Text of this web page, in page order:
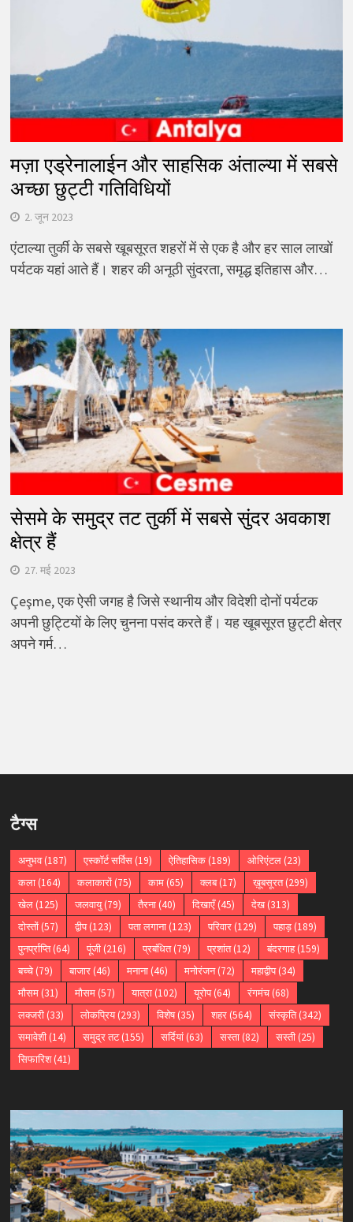
मज़ा एड्रेनालाईन और साहसिक अंताल्या में सबसे
अच्छा छुट्टी गतिविधियों
2. जून 2023
एंटाल्या तुर्की के सबसे खूबसूरत शहरों में से एक है और हर साल लाखों
पर्यटक यहां आते हैं। शहर की अनूठी सुंदरता, समृद्ध इतिहास और…
सेसमे के समुद्र तट तुर्की में सबसे सुंदर अवकाश
क्षेत्र हैं
27. मई 2023
Çeşme, एक ऐसी जगह है जिसे स्थानीय और विदेशी दोनों पर्यटक
अपनी छुट्टियों के लिए चुनना पसंद करते हैं। यह खूबसूरत छुट्टी क्षेत्र
अपने गर्म…
टैग्स
अनुभव(187) एस्कॉर्ट सर्विस(19) ऐतिहासिक(189) ओरिएंटल(23)
कला(164) कलाकारों(75) काम(65) क्लब(17) ख़ूबसूरत(299)
खेल(125) जलवायु(79) तैरना(40) दिखाएँ(45) देख(313)
दोस्तों(57) द्वीप(123) पता लगाना(123) परिवार(129) पहाड़(189)
पुनर्प्राप्ति(64) पूंजी(216) प्रबंधित(79) प्रशांत(12) बंदरगाह(159)
बच्चे(79) बाजार(46) मनाना(46) मनोरंजन(72) महाद्वीप(34)
मौसम(31) मौसम(57) यात्रा(102) यूरोप(64) रंगमंच(68)
लक्जरी(33) लोकप्रिय(293) विशेष(35) शहर(564) संस्कृति(342)
समावेशी(14) समुद्र तट(155) सर्दियां(63) सस्ता(82) सस्ती(25)
सिफारिश(41)